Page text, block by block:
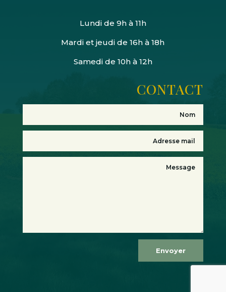
Lundi de 9h à 11h
Mardi et jeudi de 16h à 18h
Samedi de 10h à 12h
CONTACT
Envoyer